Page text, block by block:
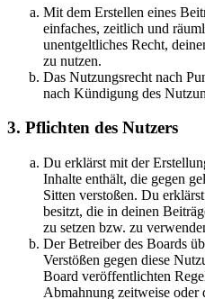
Mit dem Erstellen eines
einfaches, zeitlich und
unentgeltliches Recht,
zu nutzen.
Das Nutzungsrecht nach
nach Kündigung des
3. Pflichten des Nutzers
Du erklärst mit der
Inhalte enthält, die gegen
Sitten verstoßen. Du
besitzt, die in deinen
zu setzen bzw. zu
Der Betreiber des Boards
Verstößen gegen diese
Board veröffentlichten
Abmahnung zeitweise oder